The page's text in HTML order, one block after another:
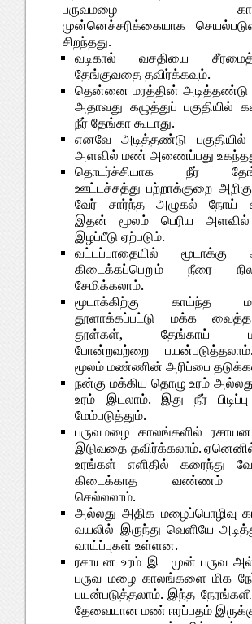
பருவமழை
முன்னெச்சரிக்கையாக
சிறந்தது.
வடிகால் வசதியை
தேங்குவதை தவிர்க்கவும்.
தென்னை மரத்தின் அடித்தண்டு
அதாவது கழுத்துப் பகுதியில்
நீர் தேங்கா கூடாது.
எனவே அடித்தண்டு பகுதியில்
அளவில் மண் அணைப்பது
தொடர்ச்சியாக நீர்
ஊட்டச்சத்து பற்றாக்குறை
வேர் சார்ந்த அழுகல் நோய்
இதன் மூலம் பெரிய
இழப்பீடு ஏற்படும்.
வட்டப்பாதையில் மூடாக்கு
கிடைக்கப்பெறும் நீரை
சேமிக்கலாம்.
மூடாக்கிற்கு காய்ந்த
தூளாக்கப்பட்டு மக்க
தூள்கள், தேங்காய்
போன்றவற்றை
மூலம் மண்ணின் அரிப்பை
நன்கு மக்கிய தொழு உரம்
உரம் இடலாம். இது நீர்
மேம்படுத்தும்.
பருவமழை காலங்களில்
இடுவதை தவிர்க்கலாம்.
உரங்கள் எளிதில் கரைந்து
கிடைக்காத வண்ணம்
செல்லலாம்.
அல்லது அதிக மழைப்பொழிவு
வயலில் இருந்து வெளியே
வாய்ப்புகள் உள்ளன.
ரசாயன உரம் இட முன் பருவ
பருவ மழை காலங்களை மிக
பயன்படுத்தலாம். இந்த
தேவையான மண் ஈரப்பதம்